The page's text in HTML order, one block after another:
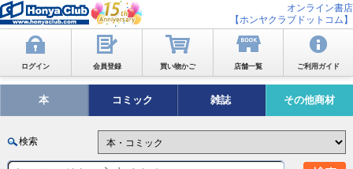
オンライン書店
【ホンヤクラブドットコム】
ログイン 会員登録 買い物かご 店舗一覧 ご利用ガイド
本 コミック 雑誌 その他商材
検索